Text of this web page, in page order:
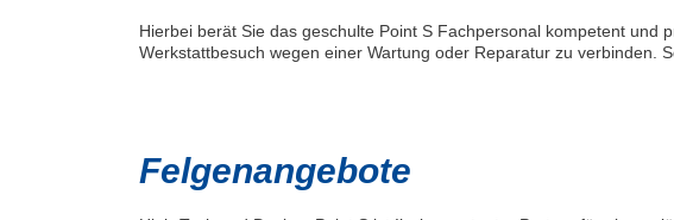
Hierbei berät Sie das geschulte Point S Fachpersonal kompetent
Werkstattbesuch wegen einer Wartung oder Reparatur zu verbinden.
Felgenangebote